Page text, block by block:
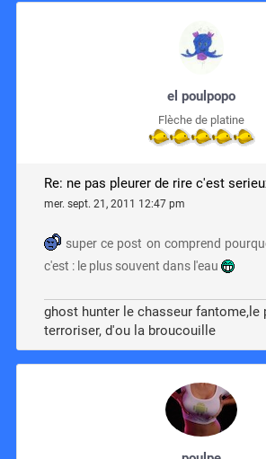
el poulpopo
Flèche de platine
Re: ne pas pleurer de rire c'est
mer. sept. 21, 2011 12:47 pm
super ce post on comprend
c'est : le plus souvent dans l'eau
ghost hunter le chasseur
terroriser, d'ou la broucouille